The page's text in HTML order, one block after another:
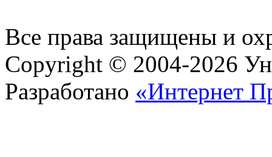
Все права защищены и
Copyright © 2004-2026
Разработано «Интернет